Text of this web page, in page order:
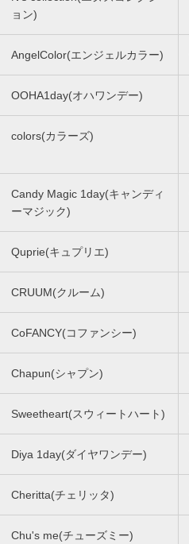
ョン)
AngelColor(エンジェルカラー)
OOHA1day(オハワンデー)
colors(カラーズ)
Candy Magic 1day(キャンディ
ーマジック)
Quprie(キュプリエ)
CRUUM(クルーム)
CoFANCY(コファンシー)
Chapun(シャプン)
Sweetheart(スウィートハート)
Diya 1day(ダイヤワンデー)
Cheritta(チェリッタ)
Chu's me(チューズミー)